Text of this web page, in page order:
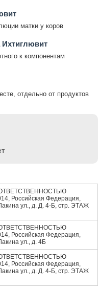
матки у коров
Ихтиглювит
к компонентам
отдельно от продуктов
Российская Федерация,
ул., д. Д. 4-Б, стр. ЭТАЖ
Российская Федерация,
ул., д. 4Б
Российская Федерация,
ул., д. Д. 4-Б, стр. ЭТАЖ